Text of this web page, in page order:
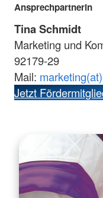
Ansprechpartnerin
Tina Schmidt
Marketing und
92179-29
Mail:
Jetzt